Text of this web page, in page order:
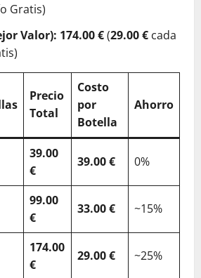
Gratis)
Valor): 174.00 €(29.00 € cada
Precio
Total
Costo
por
Botella
Ahorro
39.00
€
39.00 € 0%
99.00
€
33.00 € ~15%
174.00
€
29.00 € ~25%